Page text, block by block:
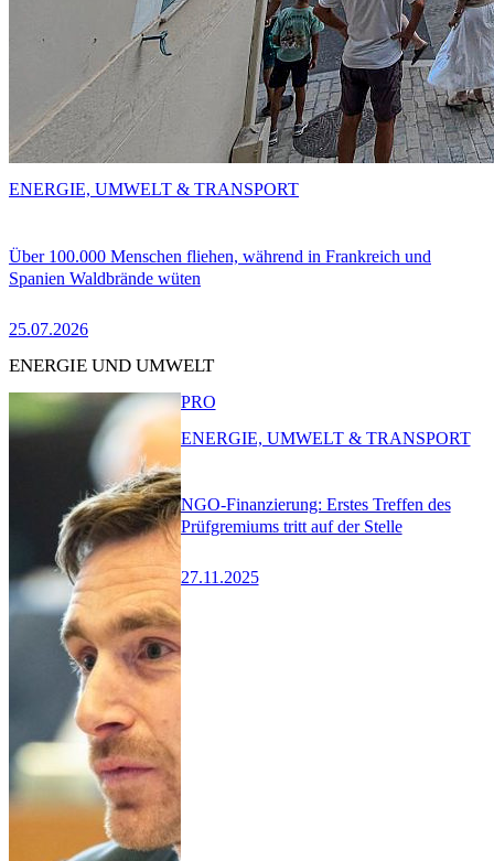
Über 100.000 Menschen fliehen, während in Frankreich und
Spanien Waldbrände wüten
25.07.2026
ENERGIE, UMWELT & TRANSPORT
ENERGIE UND UMWELT
NGO-Finanzierung: Erstes Treffen des
Prüfgremiums tritt auf der Stelle
27.11.2025
PRO
ENERGIE, UMWELT & TRANSPORT